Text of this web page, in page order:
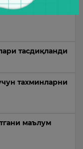
тасдиқланди
тахминларни
маълум